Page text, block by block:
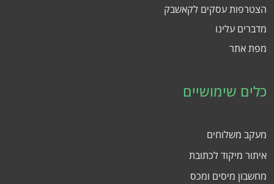
הצטרפות עסקים לקאשבק
מדברים עלינו
מפת אתר
כלים שימושיים
מעקב משלוחים
איתור מיקוד לכתובת
מחשבון מיסים ומכס